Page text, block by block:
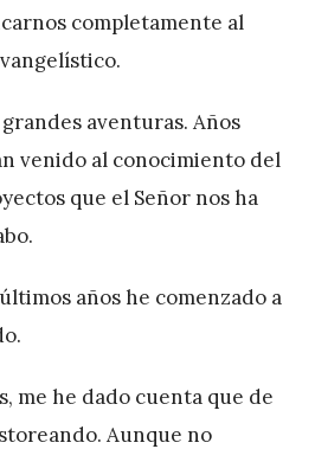
completamente al
aventuras. Años
venido al conocimiento del
que el Señor nos ha
años he comenzado a
me he dado cuenta que de
Aunque no